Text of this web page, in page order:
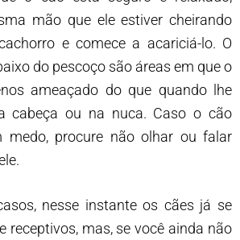
mão que ele estiver cheirando
e comece a acariciá-lo. O
do pescoço são áreas em que o
ameaçado do que quando lhe
cabeça ou na nuca. Caso o cão
medo, procure não olhar ou falar
nesse instante os cães já se
receptivos, mas, se você ainda não